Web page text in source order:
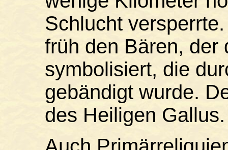
Schlucht
früh den Bären, der
symbolisiert, die
gebändigt wurde.
des Heiligen Gallus.